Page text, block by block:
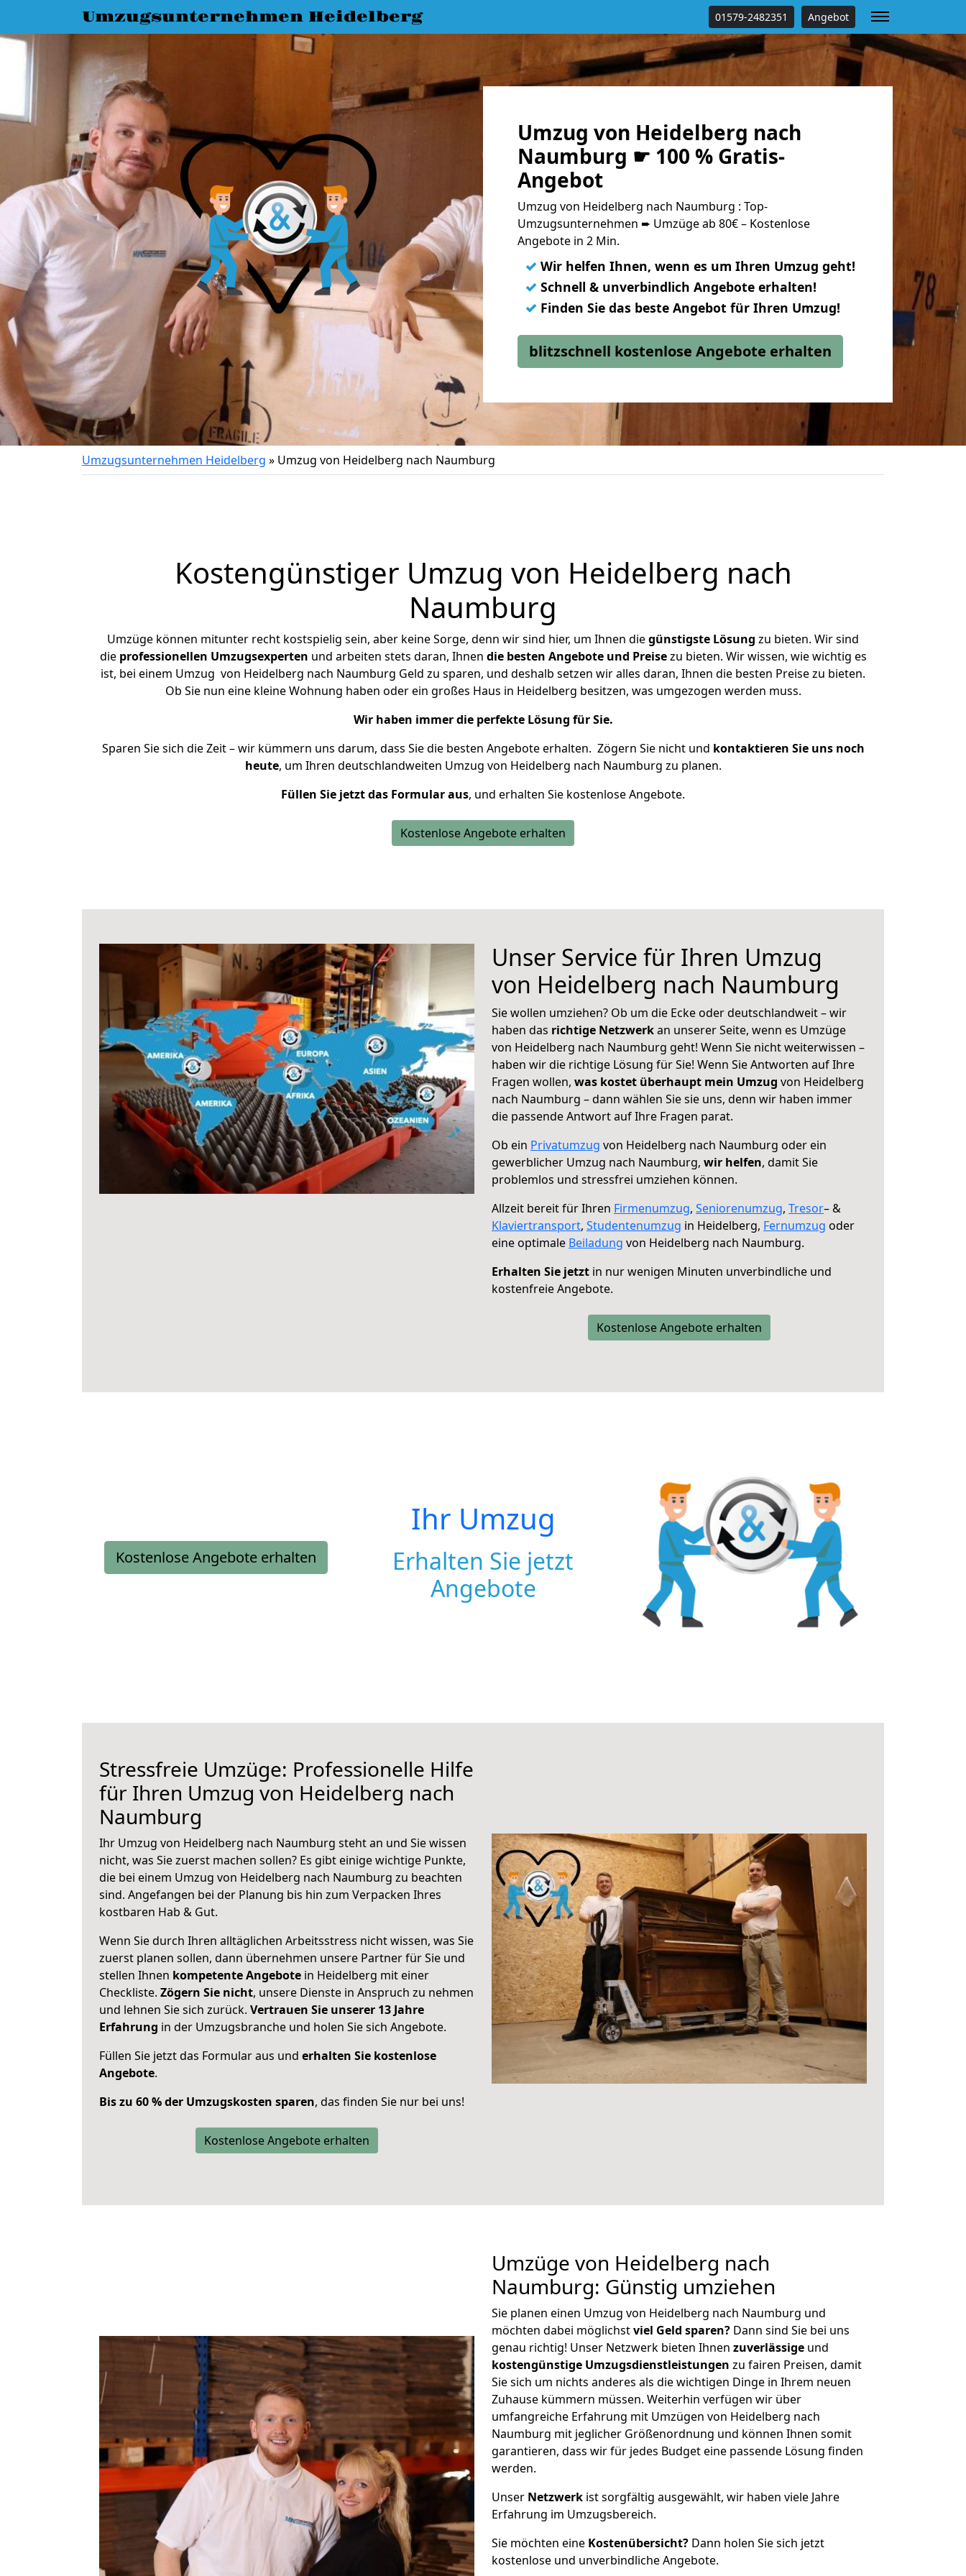
Umzugsunternehmen Heidelberg 01579-2482351 Angebot
Umzug von Heidelberg nach
Naumburg ☛ 100 % Gratis-
Angebot
Umzug von Heidelberg nach Naumburg : Top-
Umzugsunternehmen ➨ Umzüge ab 80€ – Kostenlose
Angebote in 2 Min.
✓ Wir helfen Ihnen, wenn es um Ihren Umzug geht!
✓ Schnell & unverbindlich Angebote erhalten!
✓ Finden Sie das beste Angebot für Ihren Umzug!
blitzschnell kostenlose Angebote erhalten
Umzugsunternehmen Heidelberg » Umzug von Heidelberg nach Naumburg
Kostengünstiger Umzug von Heidelberg nach
Naumburg
Umzüge können mitunter recht kostspielig sein, aber keine Sorge, denn wir sind hier, um Ihnen diegünstigste Lösung zu bieten. Wir sind
die professionellen Umzugsexperten und arbeiten stets daran, Ihnen die besten Angebote und Preisezu bieten. Wir wissen, wie wichtig es
ist, bei einem Umzug von Heidelberg nach Naumburg Geld zu sparen, und deshalb setzen wir alles daran, Ihnen die besten Preise zu bieten.
Ob Sie nun eine kleine Wohnung haben oder ein großes Haus in Heidelberg besitzen, was umgezogen werden muss.
Wir haben immer die perfekte Lösung für Sie.
Sparen Sie sich die Zeit – wir kümmern uns darum, dass Sie die besten Angebote erhalten. Zögern Sie nicht und kontaktieren Sie uns noch
heute, um Ihren deutschlandweiten Umzug von Heidelberg nach Naumburg zu planen.
Füllen Sie jetzt das Formular aus, und erhalten Sie kostenlose Angebote.
Kostenlose Angebote erhalten
Unser Service für Ihren Umzug
von Heidelberg nach Naumburg
Sie wollen umziehen? Ob um die Ecke oder deutschlandweit – wir
haben das richtige Netzwerkan unserer Seite, wenn es Umzüge
von Heidelberg nach Naumburg geht! Wenn Sie nicht weiterwissen –
haben wir die richtige Lösung für Sie! Wenn Sie Antworten auf Ihre
Fragen wollen, was kostet überhaupt mein Umzug von Heidelberg
nach Naumburg – dann wählen Sie sie uns, denn wir haben immer
die passende Antwort auf Ihre Fragen parat.
Ob ein Privatumzug von Heidelberg nach Naumburg oder ein
gewerblicher Umzug nach Naumburg, wir helfen, damit Sie
problemlos und stressfrei umziehen können.
Allzeit bereit für Ihren Firmenumzug, Seniorenumzug, Tresor– &
Klaviertransport, Studentenumzug in Heidelberg, Fernumzug oder
eine optimale Beiladung von Heidelberg nach Naumburg.
Erhalten Sie jetzt in nur wenigen Minuten unverbindliche und
kostenfreie Angebote.
Kostenlose Angebote erhalten
Kostenlose Angebote erhalten
Ihr Umzug
Erhalten Sie jetzt
Angebote
Stressfreie Umzüge: Professionelle Hilfe
für Ihren Umzug von Heidelberg nach
Naumburg
Ihr Umzug von Heidelberg nach Naumburg steht an und Sie wissen
nicht, was Sie zuerst machen sollen? Es gibt einige wichtige Punkte,
die bei einem Umzug von Heidelberg nach Naumburg zu beachten
sind. Angefangen bei der Planung bis hin zum Verpacken Ihres
kostbaren Hab & Gut.
Wenn Sie durch Ihren alltäglichen Arbeitsstress nicht wissen, was Sie
zuerst planen sollen, dann übernehmen unsere Partner für Sie und
stellen Ihnen kompetente Angebote in Heidelberg mit einer
Checkliste. Zögern Sie nicht, unsere Dienste in Anspruch zu nehmen
und lehnen Sie sich zurück. Vertrauen Sie unserer 13 Jahre
Erfahrung in der Umzugsbranche und holen Sie sich Angebote.
Füllen Sie jetzt das Formular aus und erhalten Sie kostenlose
Angebote.
Bis zu 60 % der Umzugskosten sparen, das finden Sie nur bei uns!
Kostenlose Angebote erhalten
Umzüge von Heidelberg nach
Naumburg: Günstig umziehen
Sie planen einen Umzug von Heidelberg nach Naumburg und
möchten dabei möglichstviel Geld sparen? Dann sind Sie bei uns
genau richtig! Unser Netzwerk bieten Ihnen zuverlässige und
kostengünstige Umzugsdienstleistungen zu fairen Preisen, damit
Sie sich um nichts anderes als die wichtigen Dinge in Ihrem neuen
Zuhause kümmern müssen. Weiterhin verfügen wir über
umfangreiche Erfahrung mit Umzügen von Heidelberg nach
Naumburg mit jeglicher Größenordnung und können Ihnen somit
garantieren, dass wir für jedes Budget eine passende Lösung finden
werden.
Unser Netzwerk ist sorgfältig ausgewählt, wir haben viele Jahre
Erfahrung im Umzugsbereich.
Sie möchten eine Kostenübersicht? Dann holen Sie sich jetzt
kostenlose und unverbindliche Angebote.